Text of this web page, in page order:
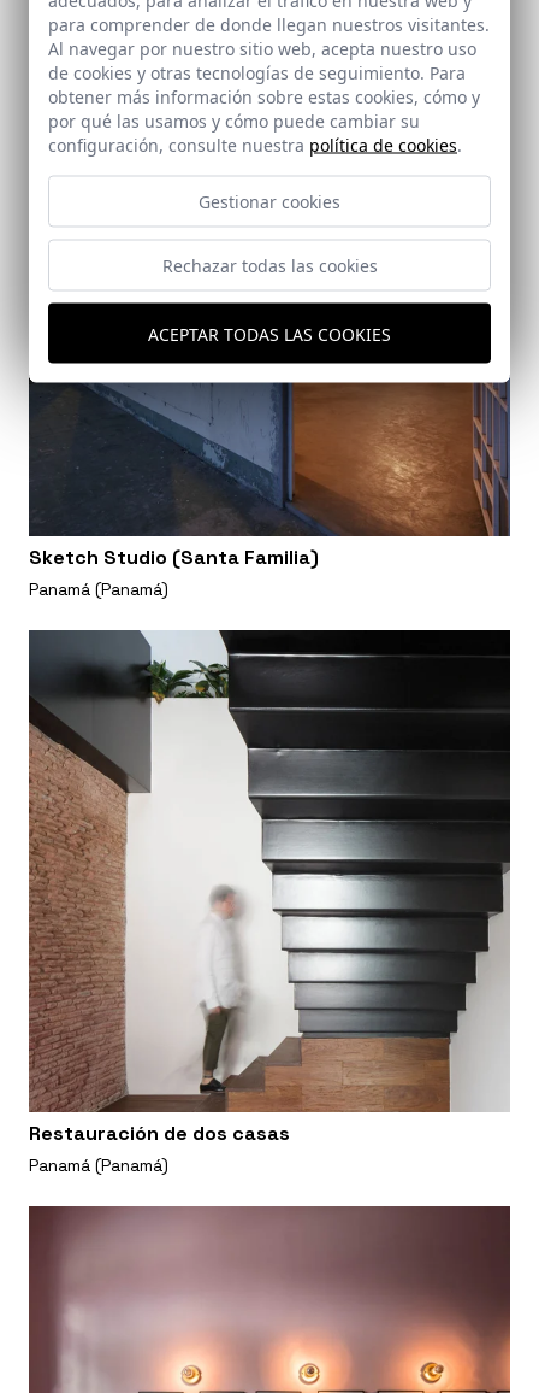
Ciudad de Panamá (República de Panamá)
Sketch Studio (Santa Familia)
Panamá (Panamá)
Restauración de dos casas
Panamá (Panamá)
para comprender de donde llegan nuestros visitantes.
Al navegar por nuestro sitio web, acepta nuestro uso
de cookies y otras tecnologías de seguimiento. Para
obtener más información sobre estas cookies, cómo y
por qué las usamos y cómo puede cambiar su
configuración, consulte nuestra política de cookies.
Gestionar cookies
Rechazar todas las cookies
ACEPTAR TODAS LAS COOKIES